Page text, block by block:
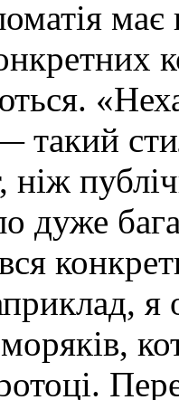
такий
дуже
я